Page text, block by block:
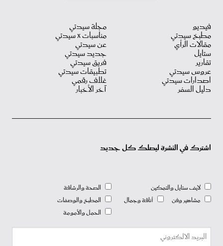
فيديو
مطبخ سيدتي
مقالات الرأي
ستايل
تقارير
عروس سيدتي
اصدارات سيدتي
دليل السفر
مجلة سيدتي
مناسبات X سيدتي
عن سيدتي
جديد سيدتي
فريق سيدتي
تطبيقات سيدتي
غلاف رقمي
آخر الأخبار
اشترك في النشرة ليصلك كل جديد
لايف ستايل والتمكين
مشاهير وفن
أناقة وجمال
الصحة والرشاقة
المطبخ والوصفات
الحمل والأمومة